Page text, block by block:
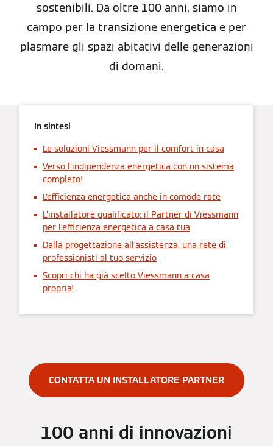
sostenibili. Da oltre 100 anni, siamo in
campo per la transizione energetica e per
plasmare gli spazi abitativi delle generazioni
di domani.
In sintesi
Le soluzioni Viessmann per il comfort in casa
Verso l’indipendenza energetica con un sistema
completo!
L'efficienza energetica anche in comode rate
L’installatore qualificato: il Partner di Viessmann
per l’efficienza energetica a casa tua
Dalla progettazione all’assistenza, una rete di
professionisti al tuo servizio
Scopri chi ha già scelto Viessmann a casa
propria!
CONTATTA UN INSTALLATORE PARTNER
100 anni di innovazioni